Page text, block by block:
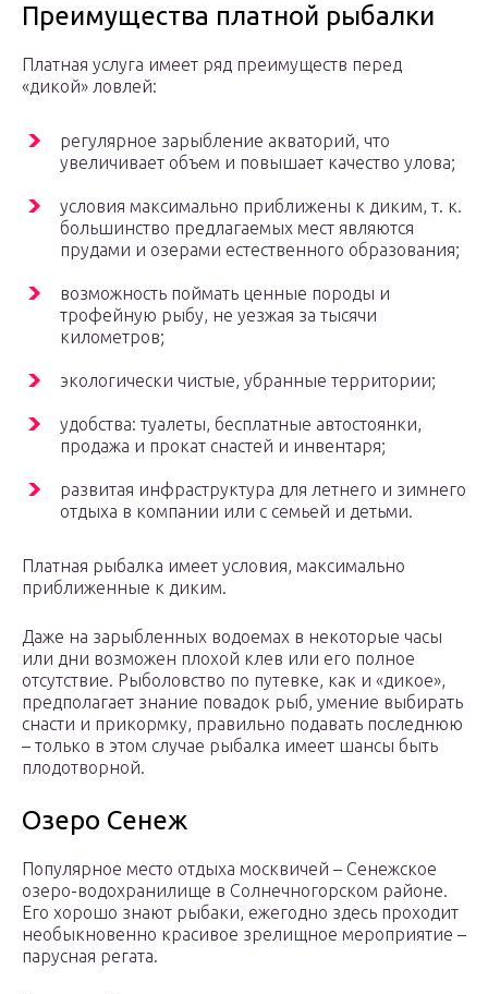
Преимущества платной рыбалки
Платная услуга имеет ряд преимуществ перед
«дикой» ловлей:
регулярное зарыбление акваторий, что
увеличивает объем и повышает качество улова;
условия максимально приближены к диким, т. к.
большинство предлагаемых мест являются
прудами и озерами естественного образования;
возможность поймать ценные породы и
трофейную рыбу, не уезжая за тысячи
километров;
экологически чистые, убранные территории;
удобства: туалеты, бесплатные автостоянки,
продажа и прокат снастей и инвентаря;
развитая инфраструктура для летнего и зимнего
отдыха в компании или с семьей и детьми.
Платная рыбалка имеет условия, максимально
приближенные к диким.
Даже на зарыбленных водоемах в некоторые часы
или дни возможен плохой клев или его полное
отсутствие. Рыболовство по путевке, как и «дикое»,
предполагает знание повадок рыб, умение выбирать
снасти и прикормку, правильно подавать последнюю
– только в этом случае рыбалка имеет шансы быть
плодотворной.
Озеро Сенеж
Популярное место отдыха москвичей – Сенежское
озеро-водохранилище в Солнечногорском районе.
Его хорошо знают рыбаки, ежегодно здесь проходит
необыкновенно красивое зрелищное мероприятие –
парусная регата.